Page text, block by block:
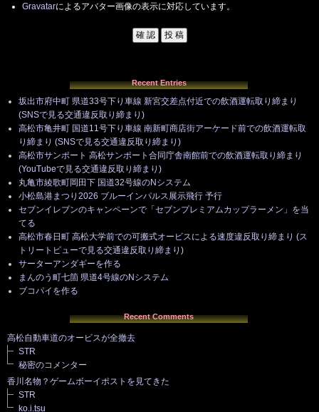
Gravatarによるアバター画像の表示に対応しています。
Recent Entries
坂出市府中町 県道33号下り車線 新宮交差点付近での飲酒運転取り締まり
(SNSで見る交通違反取り締まり)
高松市亀井町 国道11号下り車線 南新町商店街アーケード前での飲酒運転取
り締まり (SNSで見る交通違反取り締まり)
高松市サンポート 高松サンポート合同庁舎南館前での飲酒運転取り締まり
(YouTubeで見る交通違反取り締まり)
丸亀市綾歌町岡田下 国道32号線のNシステム
小松島港まつり2026 ブルーインパルス展示飛行 予行
セブンイレブンのキャンペーンで「セブンプレミアムカップラーメン」を当
てる
高松市春日町 高松大学前での可搬式オービスによる速度違反取り締まり (ス
トリートビューで見る交通違反取り締まり)
サーターアンダギーを作る
まんのう町七箇 県道4号線のNシステム
ブコパイを作る
Recent Comments
高松自動車道のオービスが全撤去
STR
秘密のコメンター
香川名物？ゲームボーイポストを見てきた
STR
ko.i.tsu